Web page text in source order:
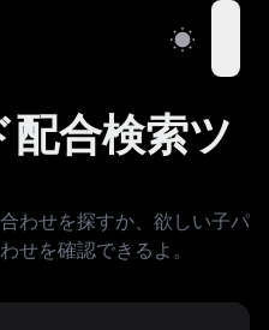
合検索ツ
わせを探すか、欲しい子パ
せを確認できるよ。